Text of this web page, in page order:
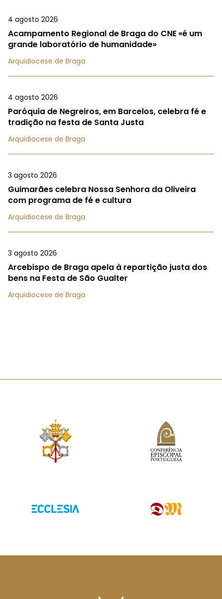
4 agosto 2026
Acampamento Regional de Braga do CNE «é um
grande laboratório de humanidade»
Arquidiocese de Braga
4 agosto 2026
Paróquia de Negreiros, em Barcelos, celebra fé e
tradição na festa de Santa Justa
Arquidiocese de Braga
3 agosto 2026
Guimarães celebra Nossa Senhora da Oliveira
com programa de fé e cultura
Arquidiocese de Braga
3 agosto 2026
Arcebispo de Braga apela à repartição justa dos
bens na Festa de São Gualter
Arquidiocese de Braga